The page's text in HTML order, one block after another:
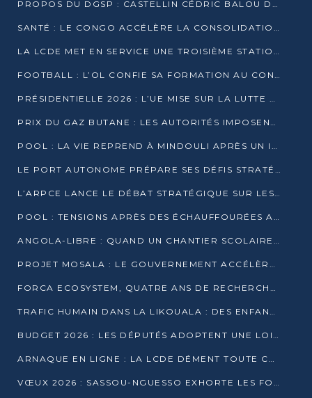
PROPOS DU DGSP : CASTELLIN CÉDRIC BALOU DÉNONCE DES PROPOS INTIMIDANTS
SANTÉ : LE CONGO ACCÉLÈRE LA CONSOLIDATION DE L’OFFRE DE SOINS
LA LCDE MET EN SERVICE UNE TROISIÈME STATION D’EAU POTABLE À MFILOU
FOOTBALL : L’OL CONFIE SA FORMATION AU CONGOLAIS CHRISTIAN BASSILA
PRÉSIDENTIELLE 2026 : L’UE MISE SUR LA LUTTE CONTRE LA DÉSINFORMATION
PRIX DU GAZ BUTANE : LES AUTORITÉS IMPOSENT LE RESPECT DES PRIX RÉGLEMENTÉS
POOL : LA VIE REPREND À MINDOULI APRÈS UN INCIDENT ARMÉ SUR LA RN1
LE PORT AUTONOME PRÉPARE SES DÉFIS STRATÉGIQUES DE 2026
L’ARPCE LANCE LE DÉBAT STRATÉGIQUE SUR LES DONNÉES, L’IA ET LA FINANCE NUMÉRIQUE AU CONGO
POOL : TENSIONS APRÈS DES ÉCHAUFFOURÉES ARMÉES ENTRE DGSP ET EX-MILICIENS NINJA
ANGOLA-LIBRE : QUAND UN CHANTIER SCOLAIRE DEVIENT LE MIROIR D’UN CONGO EN MOUVEMENT
PROJET MOSALA : LE GOUVERNEMENT ACCÉLÈRE L’INSERTION DES JEUNES EN 2026
FORCA ECOSYSTEM, QUATRE ANS DE RECHERCHE DE TERRAIN AVANT UN LANCEMENT OFFICIEL EN 2026
TRAFIC HUMAIN DANS LA LIKOUALA : DES ENFANTS AUTOCHTONES RÉDUITS AU TRAVAIL FORCÉ
BUDGET 2026 : LES DÉPUTÉS ADOPTENT UNE LOI DES FINANCES DE PLUS DE 2500 MILLIARDS FCFA
ARNAQUE EN LIGNE : LA LCDE DÉMENT TOUTE CAMPAGNE DE RECRUTEMENT
VŒUX 2026 : SASSOU-NGUESSO EXHORTE LES FORCES VIVES À RENFORCER L’UNITÉ